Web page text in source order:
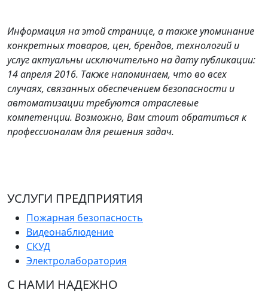
Информация на этой странице, а также упоминание
конкретных товаров, цен, брендов, технологий и
услуг актуальны исключительно на дату публикации:
14 апреля 2016. Также напоминаем, что во всех
случаях, связанных обеспечением безопасности и
автоматизации требуются отраслевые
компетенции. Возможно, Вам стоит обратиться к
профессионалам для решения задач.
УСЛУГИ ПРЕДПРИЯТИЯ
Пожарная безопасность
Видеонаблюдение
СКУД
Электролаборатория
С НАМИ НАДЕЖНО